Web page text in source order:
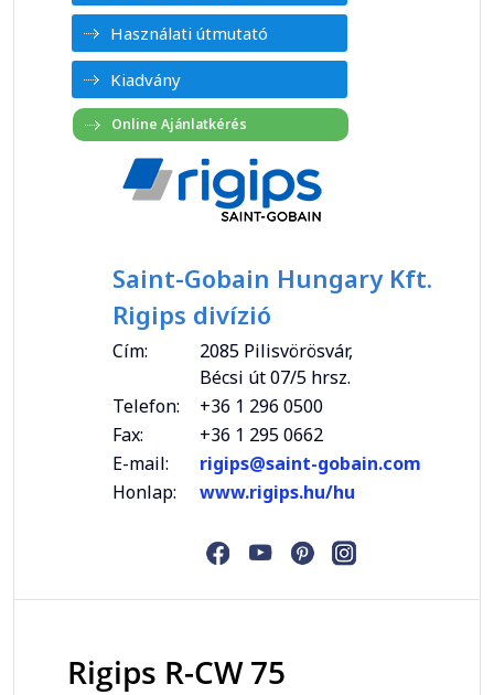
Használati útmutató
Kiadvány
Saint-Gobain Hungary Kft.
Rigips divízió
Cím:
2085 Pilisvörösvár,
Bécsi út 07/5 hrsz.
Telefon:
+36 1 296 0500
Fax:
+36 1 295 0662
E-mail:
rigips@saint-gobain.com
Honlap:
www.rigips.hu/hu
Rigips R-CW 75